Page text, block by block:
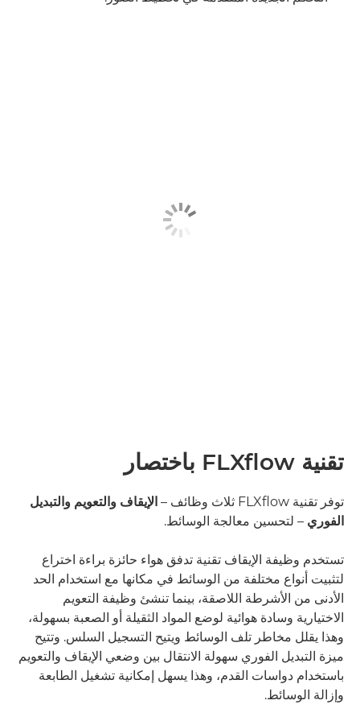
تقنية FLXﬂow باختصار
توفر تقنية FLXﬂow ثلاث وظائف – الإيقاف والتعويم والتبديل
الفوري – لتحسين معالجة الوسائط.
تستخدم وظيفة الإيقاف تقنية تدفق هواء حائزة براءة اختراع
لتثبيت أنواع مختلفة من الوسائط في مكانها مع استخدام الحد
الأدنى من الأشرطة اللاصقة، بينما تنشئ وظيفة التعويم
الاختيارية وسادة هوائية لوضع المواد الثقيلة أو الصعبة بسهولة،
وهذا يقلل مخاطر تلف الوسائط ويتيح التسجيل السلس. وتتيح
ميزة التبديل الفوري سهولة الانتقال بين وضعي الإيقاف والتعويم
باستخدام دواسات القدم، وهذا يسهل إمكانية تشغيل الطابعة
وإزالة الوسائط.